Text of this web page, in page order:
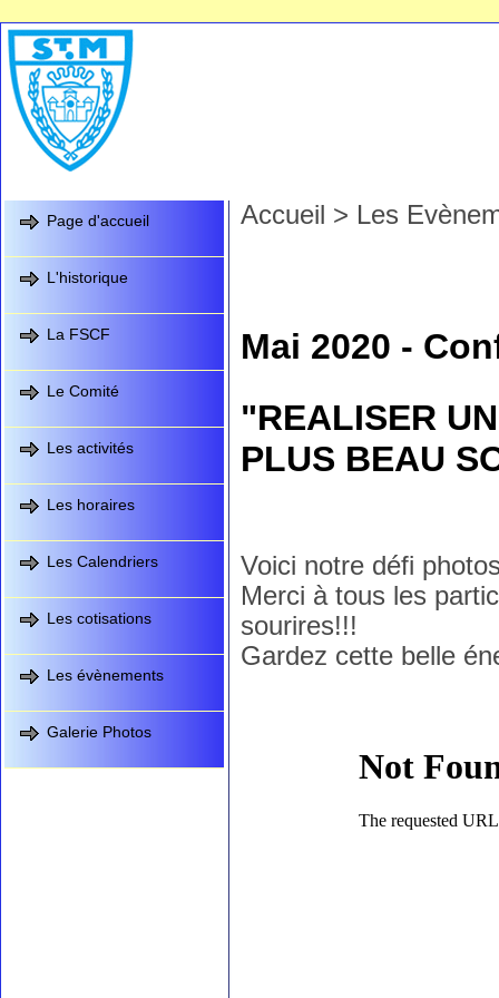
Page d'accueil
L'historique
La FSCF
Le Comité
Les activités
Les horaires
Les Calendriers
Les cotisations
Les évènements
Galerie Photos
Accueil > Les
Mai 2020 -
"REALISER
PLUS BEAU
Voici notre défi
Merci à tous les
sourires!!!
Gardez cette belle